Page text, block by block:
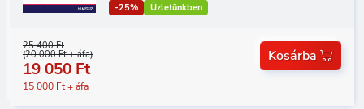
-25% Üzletünkben
25 400 Ft
(20 000 Ft + áfa)
19 050 Ft
15 000 Ft + áfa
Kosárba